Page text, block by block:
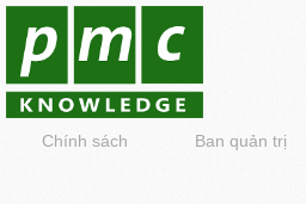
Chính sách Ban quản trị